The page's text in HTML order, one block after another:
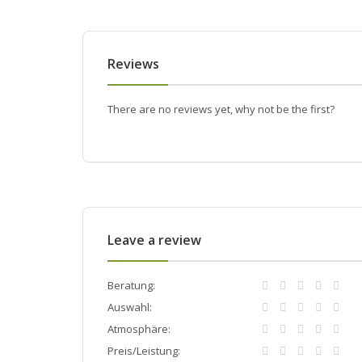
Reviews
There are no reviews yet, why not be the first?
Leave a review
Beratung:
Auswahl:
Atmosphäre:
Preis/Leistung: